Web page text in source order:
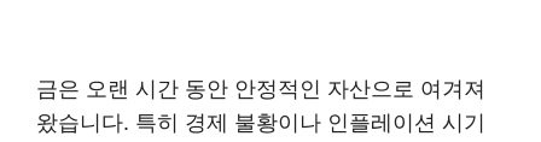
금은 오랜 시간 동안 안정적인 자산으로 여겨져
왔습니다. 특히 경제 불황이나 인플레이션 시기